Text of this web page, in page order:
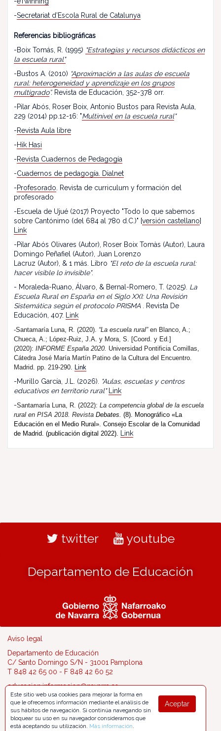
-Secretariat d’Escola Rural de Catalunya
Referencias bibliográficas
-Boix Tomás, R. (1995) "Estrategias y recursos didácticos en
la escuela rural"
-Bustos A. (2010) “Aproximación a las aulas de escuela
rural: heterogeneidad y aprendizaje en los grupos
multigrado”. Revista de Educación, 352-378 orr.
-Pilar Abós, Roser Boix, Antonio Bustos para Revista Aula,
229 (2014) pp.12-16: "Multinivel en la escuela rural"
-Revista Aula libre
-Hik Hasi
-Revista Cuadernos de Pedagogía
-Cuadernos de pedagogía. Dialnet
-Profesorado . Revista de curriculum y formación del
profesorado
-Escuela de Ujué (2017) Proyecto "Todo lo que sabemos
sobre Cantónimo (del 684 al 780 d.C.)" [versión castellano]
Link
-Pilar Abós Olivares (Autor), Roser Boix Tomàs (Autor), Laura
Domingo Peñafiel (Autor), Juan Lorenzo
Lacruz (Autor), & 1 más. Libro "El reto de la escuela rural:
hacer visible lo invisible".
- Moraleda-Ruano, Álvaro, & Bernal-Romero, T. (2025). La
Escuela Rural en España en el Siglo XXI: Una Revisión
Sistemática según el protocolo PRISMA . Revista De
Educación, 407.
Link
-Santamaría Luna, R. (2020). “La escuela rural”en Blanco, A.;
Chueca, A.; López-Ruiz, J.A. y Mora, S. [Coord. y Ed.]
(2020): INFORME España 2020. Universidad Pontificia Comillas,
Cátedra José María Martín Patino de la Cultura del Encuentro.
Madrid. pp. 219-290. Link
-Murillo García, J.L. (2026).
"Aulas, escuelas y centros
educativos en territorio rural"
Link
-Santamaría Luna, R. (2022): La competencia global de la escuela
rural en PISA 2018. Revista Debates. (8). Monográfico «La
Educación en el Medio Rural». Consejo Escolar de la Comunidad
de Madrid. (publicación digital 2022).
Link
twitter youtube
Departamento de Educación
Aviso legal
Departamento de Educación
C/ Santo Domingo S/N - 31001 Pamplona
T 848 42 65 00 - F 848 42 60 52
educacion.informacion@navarra.es
Aceptar
Este sitio web usa cookies para mejorar la forma en
que le ofrecemos información mediante el análisis de
sus hábitos de navegación. Si continúa navegando sin
bloquear su uso en su navegador consideramos que
está aceptando su utilización. Más información.